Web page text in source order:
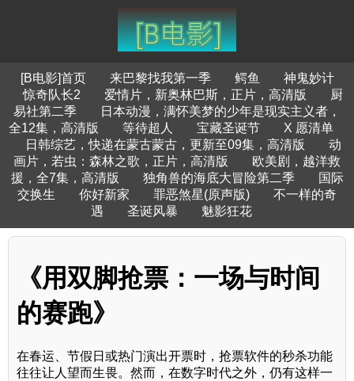
[B电影]首页 来巴黎找我第一季 鳄鱼
神鬼妙计
惊奇队长2
爱情片，新奥林巴斯，正片，高清版
厨
易社第二季
日本动漫，满怀美梦的少年是现实主义者，
全12集，高清版
等待超人 宝藏圣诞节
X 愿清单
日韩综艺，快递在蒙古蒙古，更新至09集，高清版
动
画片，若虫：森林之歌，正片，高清版
欧美剧，越洋救
援，全7集，高清版
独角兽的海底大冒险第二季
国际
交换生
你好新家 罪恶煞星(原声版)
不一样的奇
遇
圣诞风暴 魅影狂花
《用双脚抢票：一场与时间
的赛跑》
在春运、节假日或热门演出开票时，抢票软件的秒杀功能
往往让人望而生畏。然而，在数字时代之外，仍有这样一